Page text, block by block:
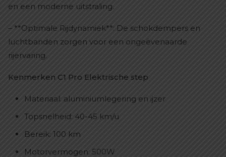
en een moderne uitstraling.
– **Optimale Rijdynamiek**: De schokdempers en
luchtbanden zorgen voor een ongeëvenaarde
rijervaring.
Kenmerken C1 Pro Elektrische step
Materiaal: aluminiumlegering en ijzer
Topsnelheid: 40-45 km/u
Bereik: 100 km
Motorvermogen: 500W